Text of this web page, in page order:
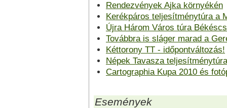
Rendezvények Ajka környékén
Kerékpáros teljesítménytúra a
Újra Három Város túra
Továbbra is sláger marad a
Kéttorony TT - időpontváltozás!
Népek Tavasza teljesítménytúra
Cartographia Kupa 2010 és
Események